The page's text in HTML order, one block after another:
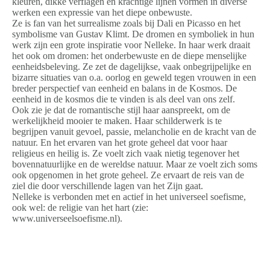
werken een expressie van het diepe onbewuste.
Ze is fan van het surrealisme zoals bij Dali en Picasso en het
symbolisme van Gustav Klimt. De dromen en symboliek in hun
werk zijn een grote inspiratie voor Nelleke. In haar werk draait
het ook om dromen: het onderbewuste en de diepe menselijke
eenheidsbeleving. Ze zet de dagelijkse, vaak onbegrijpelijke en
bizarre situaties van o.a. oorlog en geweld tegen vrouwen in een
breder perspectief van eenheid en balans in de Kosmos. De
eenheid in de kosmos die te vinden is als deel van ons zelf.
Ook zie je dat de romantische stijl haar aanspreekt, om de
werkelijkheid mooier te maken. Haar schilderwerk is te
begrijpen vanuit gevoel, passie, melancholie en de kracht van de
natuur. En het ervaren van het grote geheel dat voor haar
religieus en heilig is. Ze voelt zich vaak nietig tegenover het
bovennatuurlijke en de wereldse natuur. Maar ze voelt zich soms
ook opgenomen in het grote geheel. Ze ervaart de reis van de
ziel die door verschillende lagen van het Zijn gaat.
Nelleke is verbonden met en actief in het universeel soefisme,
ook wel: de religie van het hart (zie:
www.universeelsoefisme.nl).